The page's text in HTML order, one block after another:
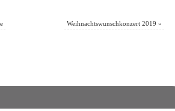
Weihnachtswunschkonzert 2019»